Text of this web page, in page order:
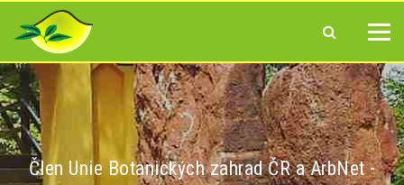
Člen Unie Botanických zahrad ČR a ArbNet -